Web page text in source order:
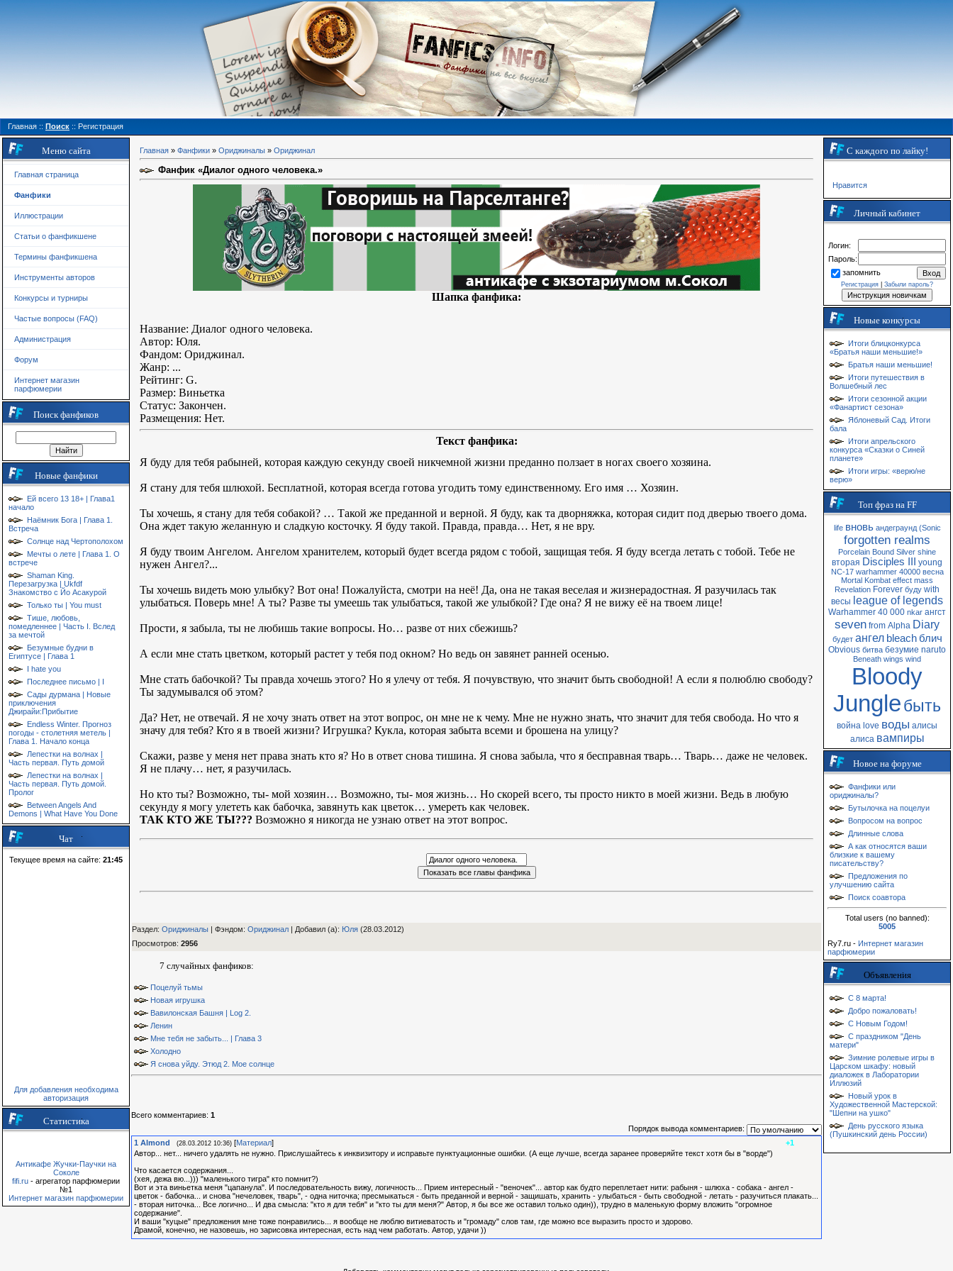
Главная :: Поиск :: Регистрация
Меню сайта
Главная страница
Фанфики
Иллюстрации
Статьи о фанфикшене
Термины фанфикшена
Инструменты авторов
Конкурсы и турниры
Частые вопросы (FAQ)
Администрация
Форум
Интернет магазин
парфюмерии
Поиск фанфиков
Новые фанфики
Ей всего 13 18+ | Глава1
начало
Наёмник Бога | Глава 1.
Встреча
Солнце над Чертополохом
Мечты о лете | Глава 1. О
встрече
Shaman King.
Перезагрузка | Ukfdf
Знакомство с Йо Асакурой
Только ты | You must
Тише, любовь,
помедленнее | Часть I. Вслед
за мечтой
Безумные будни в
Египтусе | Глава 1
I hate you
Последнее письмо | I
Сады дурмана | Новые
приключения
Джирайи:Прибытие
Endless Winter. Прогноз
погоды - столетняя метель |
Глава 1. Начало конца
Лепестки на волнах |
Часть первая. Путь домой
Лепестки на волнах |
Часть первая. Путь домой.
Пролог
Between Angels And
Demons | What Have You Done
Чат
Текущее время на сайте: 21:45
Для добавления необходима
авторизация
Статистика
Антикафе Жучки-Паучки на
Соколе
fifi.ru - агрегатор парфюмерии
№1
Интернет магазин парфюмерии
Главная » Фанфики » Ориджиналы » Ориджинал
Фанфик «Диалог одного человека.»
Шапка фанфика:
Название: Диалог одного человека.
Автор: Юля.
Фандом: Ориджинал.
Жанр: ...
Рейтинг: G.
Размер: Виньетка
Статус: Закончен.
Размещения: Нет.
Текст фанфика:
Я буду для тебя рабыней, которая каждую секунду своей никчемной жизни преданно ползает в ногах своего хозяина.
Я стану для тебя шлюхой. Бесплатной, которая всегда готова угодить тому единственному. Его имя … Хозяин.
Ты хочешь, я стану для тебя собакой? … Такой же преданной и верной. Я буду, как та дворняжка, которая сидит под дверью твоего дома.
Она ждет такую желанную и сладкую косточку. Я буду такой. Правда, правда… Нет, я не вру.
Я буду твоим Ангелом. Ангелом хранителем, который будет всегда рядом с тобой, защищая тебя. Я буду всегда летать с тобой. Тебе не
нужен Ангел?...
Ты хочешь видеть мою улыбку? Вот она! Пожалуйста, смотри на неё! Да, она не такая веселая и жизнерадостная. Я разучилась так
улыбаться. Поверь мне! А ты? Разве ты умеешь так улыбаться, такой же улыбкой? Где она? Я не вижу её на твоем лице!
Прости, я забыла, ты не любишь такие вопросы. Но… разве от них сбежишь?
А если мне стать цветком, который растет у тебя под окном? Но ведь он завянет ранней осенью.
Мне стать бабочкой? Ты правда хочешь этого? Но я улечу от тебя. Я почувствую, что значит быть свободной! А если я полюблю свободу?
Ты задумывался об этом?
Да? Нет, не отвечай. Я не хочу знать ответ на этот вопрос, он мне не к чему. Мне не нужно знать, что значит для тебя свобода. Но что я
значу для тебя? Кто я в твоей жизни? Игрушка? Кукла, которая забыта всеми и брошена на улицу?
Скажи, разве у меня нет права знать кто я? Но в ответ снова тишина. Я снова забыла, что я бесправная тварь… Тварь… даже не человек.
Я не плачу… нет, я разучилась.
Но кто ты? Возможно, ты- мой хозяин… Возможно, ты- моя жизнь… Но скорей всего, ты просто никто в моей жизни. Ведь в любую
секунду я могу улететь как бабочка, завянуть как цветок… умереть как человек.
ТАК КТО ЖЕ ТЫ??? Возможно я никогда не узнаю ответ на этот вопрос.
Раздел: Ориджиналы | Фэндом: Ориджинал | Добавил (а): Юля (28.03.2012)
Просмотров: 2956
7 случайных фанфиков:
Поцелуй тьмы
Новая игрушка
Вавилонская Башня | Log 2.
Ленин
Мне тебя не забыть... | Глава 3
Холодно
Я снова уйду. Этюд 2. Мое солнце
Всего комментариев: 1
Порядок вывода комментариев:
+1
1 Almond (28.03.2012 10:36) [Материал]
Автор... нет... ничего удалять не нужно. Прислушайтесь к инквизитору и исправьте пунктуационные ошибки. (А еще лучше, всегда заранее проверяйте текст хотя бы в "ворде")
Что касается содержания...
(хея, дежа вю...))) "маленького тигра" кто помнит?)
Вот и эта виньетка меня "цапанула". И последовательность вижу, логичность... Прием интересный - "веночек"... автор как будто переплетает нити: рабыня - шлюха - собака - ангел -
цветок - бабочка... и снова "нечеловек, тварь", - одна ниточка; пресмыкаться - быть преданной и верной - защишать, хранить - улыбаться - быть свободной - летать - разучиться плакать...
- вторая ниточка... Все логично... И два смысла: "кто я для тебя" и "кто ты для меня?" Автор, я бы все же оставил только один)), трудно в маленькую форму вложить "огромное
содержание".
И ваши "куцые" предложения мне тоже понравились... я вообще не люблю витиеватость и "громаду" слов там, где можно все выразить просто и здорово.
Драмой, конечно, не назовешь, но зарисовка интересная, есть над чем работать. Автор, удачи ))
С каждого по лайку!
Нравится
Личный кабинет
Логин:
Пароль:
запомнить
Регистрация Забыли пароль?
Новые конкурсы
Итоги блицконкурса
«Братья наши меньшие!»
Братья наши меньшие!
Итоги путешествия в
Волшебный лес
Итоги сезонной акции
«Фанартист сезона»
Яблоневый Сад. Итоги
бала
Итоги апрельского
конкурса «Сказки о Синей
планете»
Итоги игры: «верю/не
верю»
Топ фраз на FF
life вновь андеграунд (Sonic
forgotten realms
Porcelain Bound Silver shine
вторая Disciples III young
NC-17 warhammer 40000 весна
Mortal Kombat effect mass
Revelation Forever буду with
весы league of legends
Warhammer 40 000 nkar ангст
seven from Alpha Diary
будет ангел bleach блич
Obvious битва безумие naruto
Beneath wings wind
Bloody
Jungleбыть
война love воды алисы
алиса вампиры
Новое на форуме
Фанфики или
ориджиналы?
Бутылочка на поцелуи
Вопросом на вопрос
Длинные слова
А как относятся ваши
близкие к вашему
писательству?
Предложения по
улучшению сайта
Поиск соавтора
Total users (no banned):
5005
Ry7.ru - Интернет магазин
парфюмерии
Объявления
С 8 марта!
Добро пожаловать!
С Новым Годом!
С праздником "День
матери"
Зимние ролевые игры в
Царском шкафу: новый
диаложек в Лаборатории
Иллюзий
Новый урок в
Художественной Мастерской:
"Шепни на ушко"
День русского языка
(Пушкинский день России)